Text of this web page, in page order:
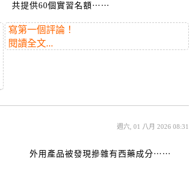
共提供60個實習名額⋯⋯
寫第一個評論！
閱讀全文...
週六, 01 八月 2026 08:31
外用產品被發現摻雜有西藥成分⋯⋯